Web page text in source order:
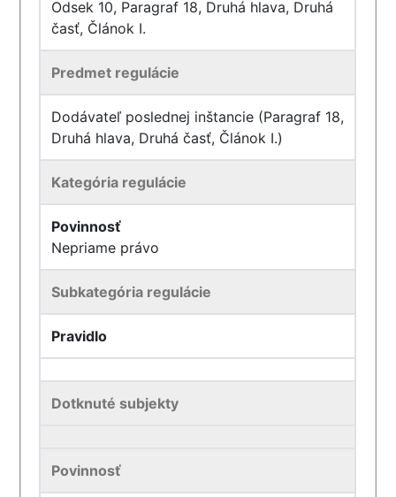
Odsek 10, Paragraf 18, Druhá hlava, Druhá
časť, Článok I.
Predmet regulácie
Dodávateľ poslednej inštancie (Paragraf 18,
Druhá hlava, Druhá časť, Článok I.)
Kategória regulácie
Povinnosť
Nepriame právo
Subkategória regulácie
Pravidlo
Dotknuté subjekty
Povinnosť